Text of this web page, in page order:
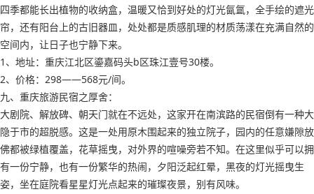
四季都能长出植物的收纳盒，温暖又恰到好处的灯光氤氲，全手绘的遮光
帘，还有阳台上的古旧器皿，处处都是质感肌理的材质荡漾在充满自然的
空间内，让日子也宁静下来。
1、地址：重庆江北区鎏嘉码头b区珠江壹号30楼。
2、价格：298——568元/间。
九、重庆旅游民宿之厚舍：
大剧院、解放碑、朝天门就在不远处，这家开在南滨路的民宿倒有一种大
隐于市的超脱感。这是一处用原木围起来的独立院子，园内的任意嫌隙放
佛都被绿植覆盖，花草摇曳，对外界的喧噪旁若不知。在这里似乎可以拥
有一份宁静，也有一份繁华的热闹，夕阳泛起红晕，黑夜的灯光摇曳生
姿，坐在庭院看星星灯光点起来的璀璨夜景，别有风味。